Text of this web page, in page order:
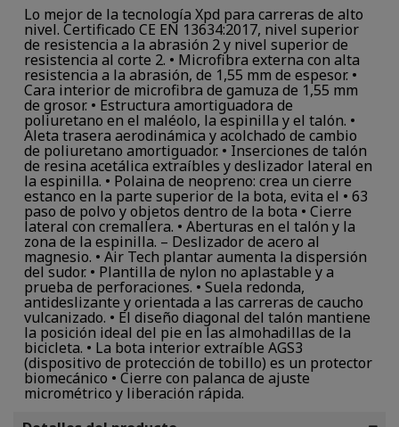
Lo mejor de la tecnología Xpd para carreras de alto
nivel. Certificado CE EN 13634:2017, nivel superior
de resistencia a la abrasión 2 y nivel superior de
resistencia al corte 2. • Microfibra externa con alta
resistencia a la abrasión, de 1,55 mm de espesor. •
Cara interior de microfibra de gamuza de 1,55 mm
de grosor. • Estructura amortiguadora de
poliuretano en el maléolo, la espinilla y el talón. •
Aleta trasera aerodinámica y acolchado de cambio
de poliuretano amortiguador. • Inserciones de talón
de resina acetálica extraíbles y deslizador lateral en
la espinilla. • Polaina de neopreno: crea un cierre
estanco en la parte superior de la bota, evita el • 63
paso de polvo y objetos dentro de la bota • Cierre
lateral con cremallera. • Aberturas en el talón y la
zona de la espinilla. – Deslizador de acero al
magnesio. • Air Tech plantar aumenta la dispersión
del sudor. • Plantilla de nylon no aplastable y a
prueba de perforaciones. • Suela redonda,
antideslizante y orientada a las carreras de caucho
vulcanizado. • El diseño diagonal del talón mantiene
la posición ideal del pie en las almohadillas de la
bicicleta. • La bota interior extraíble AGS3
(dispositivo de protección de tobillo) es un protector
biomecánico • Cierre con palanca de ajuste
micrométrico y liberación rápida.